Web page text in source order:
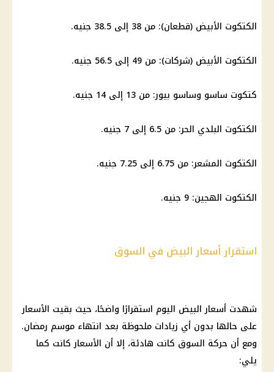
الكتكوت الأبيض (قطعان): من 38 إلى 38.5 جنيه.
الكتكوت الأبيض (شركات): من 49 إلى 56.5 جنيه.
كتكوت ساسو وساسو بيور: من 13 إلى 14 جنيه.
الكتكوت البلدي الحر: من 6.5 إلى 7 جنيه.
الكتكوت المشعر: من 6.75 إلى 7.25 جنيه.
الكتكوت الهجين: 9 جنيه.
استقرار أسعار البيض في السوق
شهدت أسعار البيض اليوم استقرارًا واضحًا، حيث بقيت الأسعار
على حالها بدون أي زيادات ملحوظة بعد انتهاء موسم رمضان.
ومع أن حركة السوق كانت هادئة، إلا أن الأسعاركانت كما
يلي: